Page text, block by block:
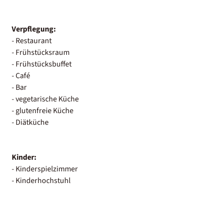
Verpflegung:
- Restaurant
- Frühstücksraum
- Frühstücksbuffet
- Café
- Bar
- vegetarische Küche
- glutenfreie Küche
- Diätküche
Kinder:
- Kinderspielzimmer
- Kinderhochstuhl